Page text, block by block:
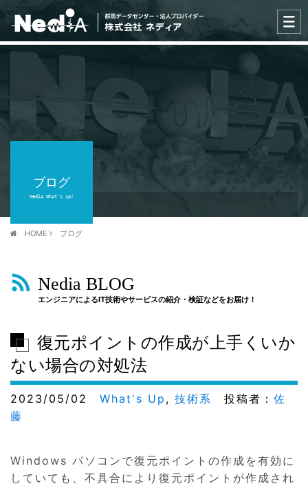
ブログ
Nedia What's up!
HOME ブログ
Nedia BLOG
エンジニアによるIT技術やサービスの紹介・検証などをお届け！
復元ポイントの作成が上手くいか
ない場合の対処法
2023/05/02 What's Up , 技術系 投稿者： 佐
藤
Windows パソコンで復元ポイントの作成を有効に
していても、不具合により復元ポイントが作成され